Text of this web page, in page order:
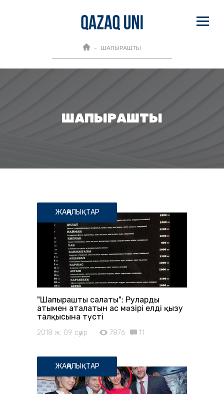
ШАПЫРАШТЫ
ШАПЫРАШТЫ
ЖАҢАЛЫҚТАР
"Шапырашты салаты": Рулардың
атымен аталатын ас мәзірі елдің қызу
талқысына түсті
2018 ж. 09 сәуір 7876 11
ЖАҢАЛЫҚТАР